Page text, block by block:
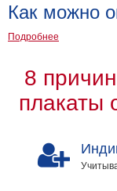
Как можно
Подробнее
8
плакаты